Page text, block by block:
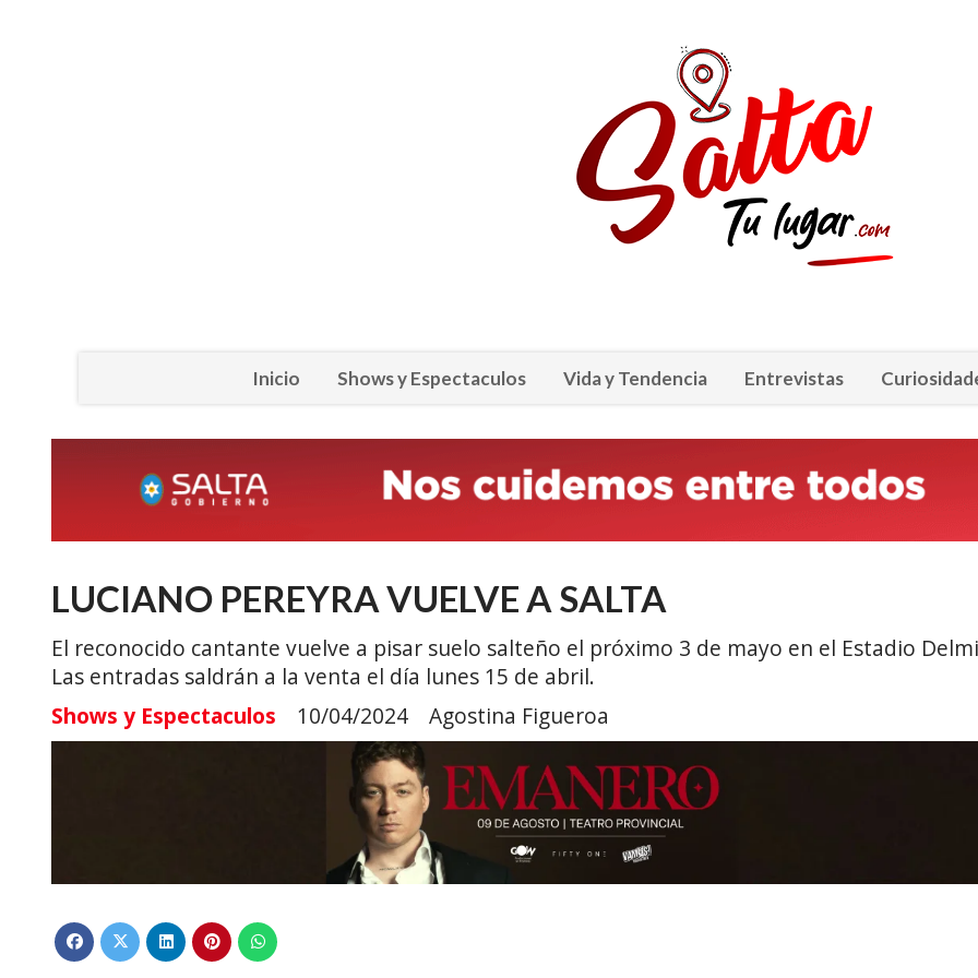
Inicio Shows y Espectaculos Vida y Tendencia Entrevistas
LUCIANO PEREYRA VUELVE A SALTA
El reconocido cantante vuelve a pisar suelo salteño el próximo 3 de mayo en el Estadio
Las entradas saldrán a la venta el día lunes 15 de abril.
Shows y Espectaculos
10/04/2024 Agostina Figueroa